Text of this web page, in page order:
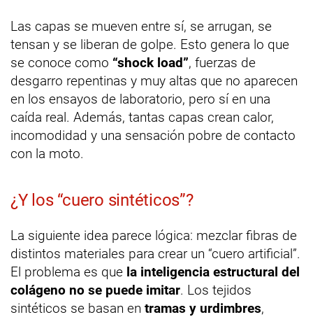
Las capas se mueven entre sí, se arrugan, se
tensan y se liberan de golpe. Esto genera lo que
se conoce como “shock load”, fuerzas de
desgarro repentinas y muy altas que no aparecen
en los ensayos de laboratorio, pero sí en una
caída real. Además, tantas capas crean calor,
incomodidad y una sensación pobre de contacto
con la moto.
¿Y los “cuero sintéticos”?
La siguiente idea parece lógica: mezclar fibras de
distintos materiales para crear un “cuero artificial”.
El problema es que la inteligencia estructural del
colágeno no se puede imitar. Los tejidos
sintéticos se basan en tramas y urdimbres,